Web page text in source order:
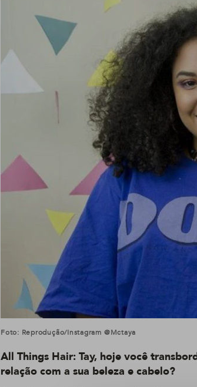
Foto: Reprodução/Instagram @mctaya
All Things Hair: Tay, hoje você
relação com a sua beleza e cabelo?